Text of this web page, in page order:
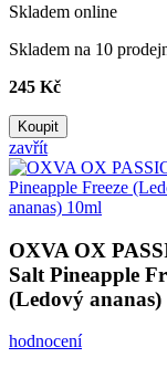
Skladem online
Skladem na 10
245 Kč
Koupit
zavřít
OXVA OX
Salt Pineapple
(Ledový ananas)
hodnocení